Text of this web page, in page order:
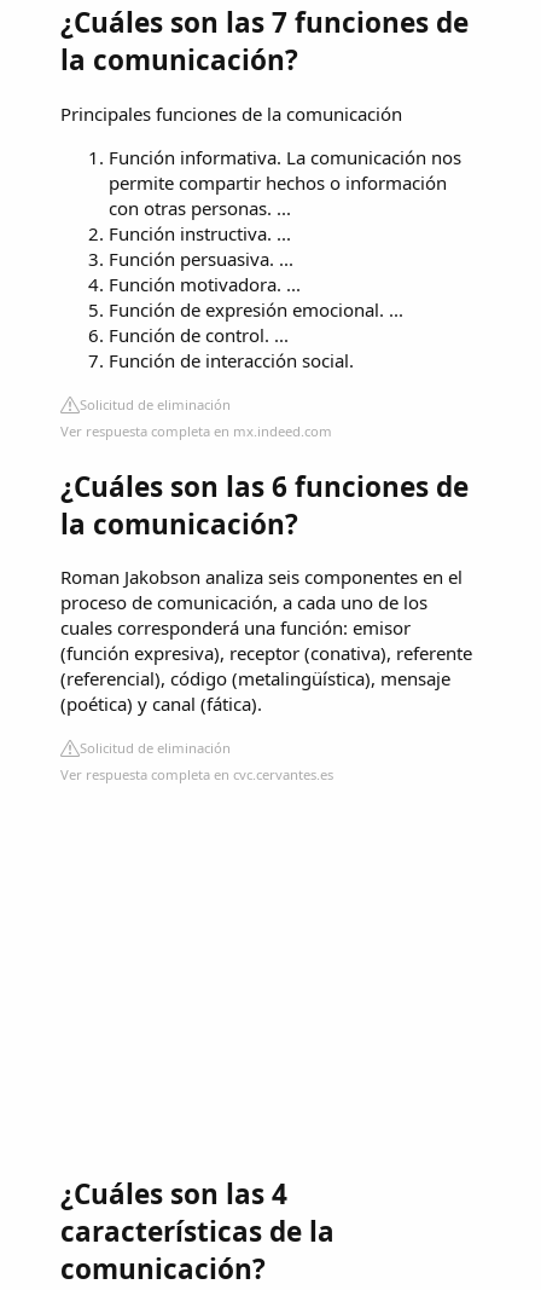
¿Cuáles son las 7 funciones de
la comunicación?
Principales funciones de la comunicación
Función informativa. La comunicación nos
permite compartir hechos o información
con otras personas. ...
Función instructiva. ...
Función persuasiva. ...
Función motivadora. ...
Función de expresión emocional. ...
Función de control. ...
Función de interacción social.
Solicitud de eliminación
Ver respuesta completa en mx.indeed.com
¿Cuáles son las 6 funciones de
la comunicación?
Roman Jakobson analiza seis componentes en el
proceso de comunicación, a cada uno de los
cuales corresponderá una función: emisor
(función expresiva), receptor (conativa), referente
(referencial), código (metalingüística), mensaje
(poética) y canal (fática).
Solicitud de eliminación
Ver respuesta completa en cvc.cervantes.es
¿Cuáles son las 4
características de la
comunicación?